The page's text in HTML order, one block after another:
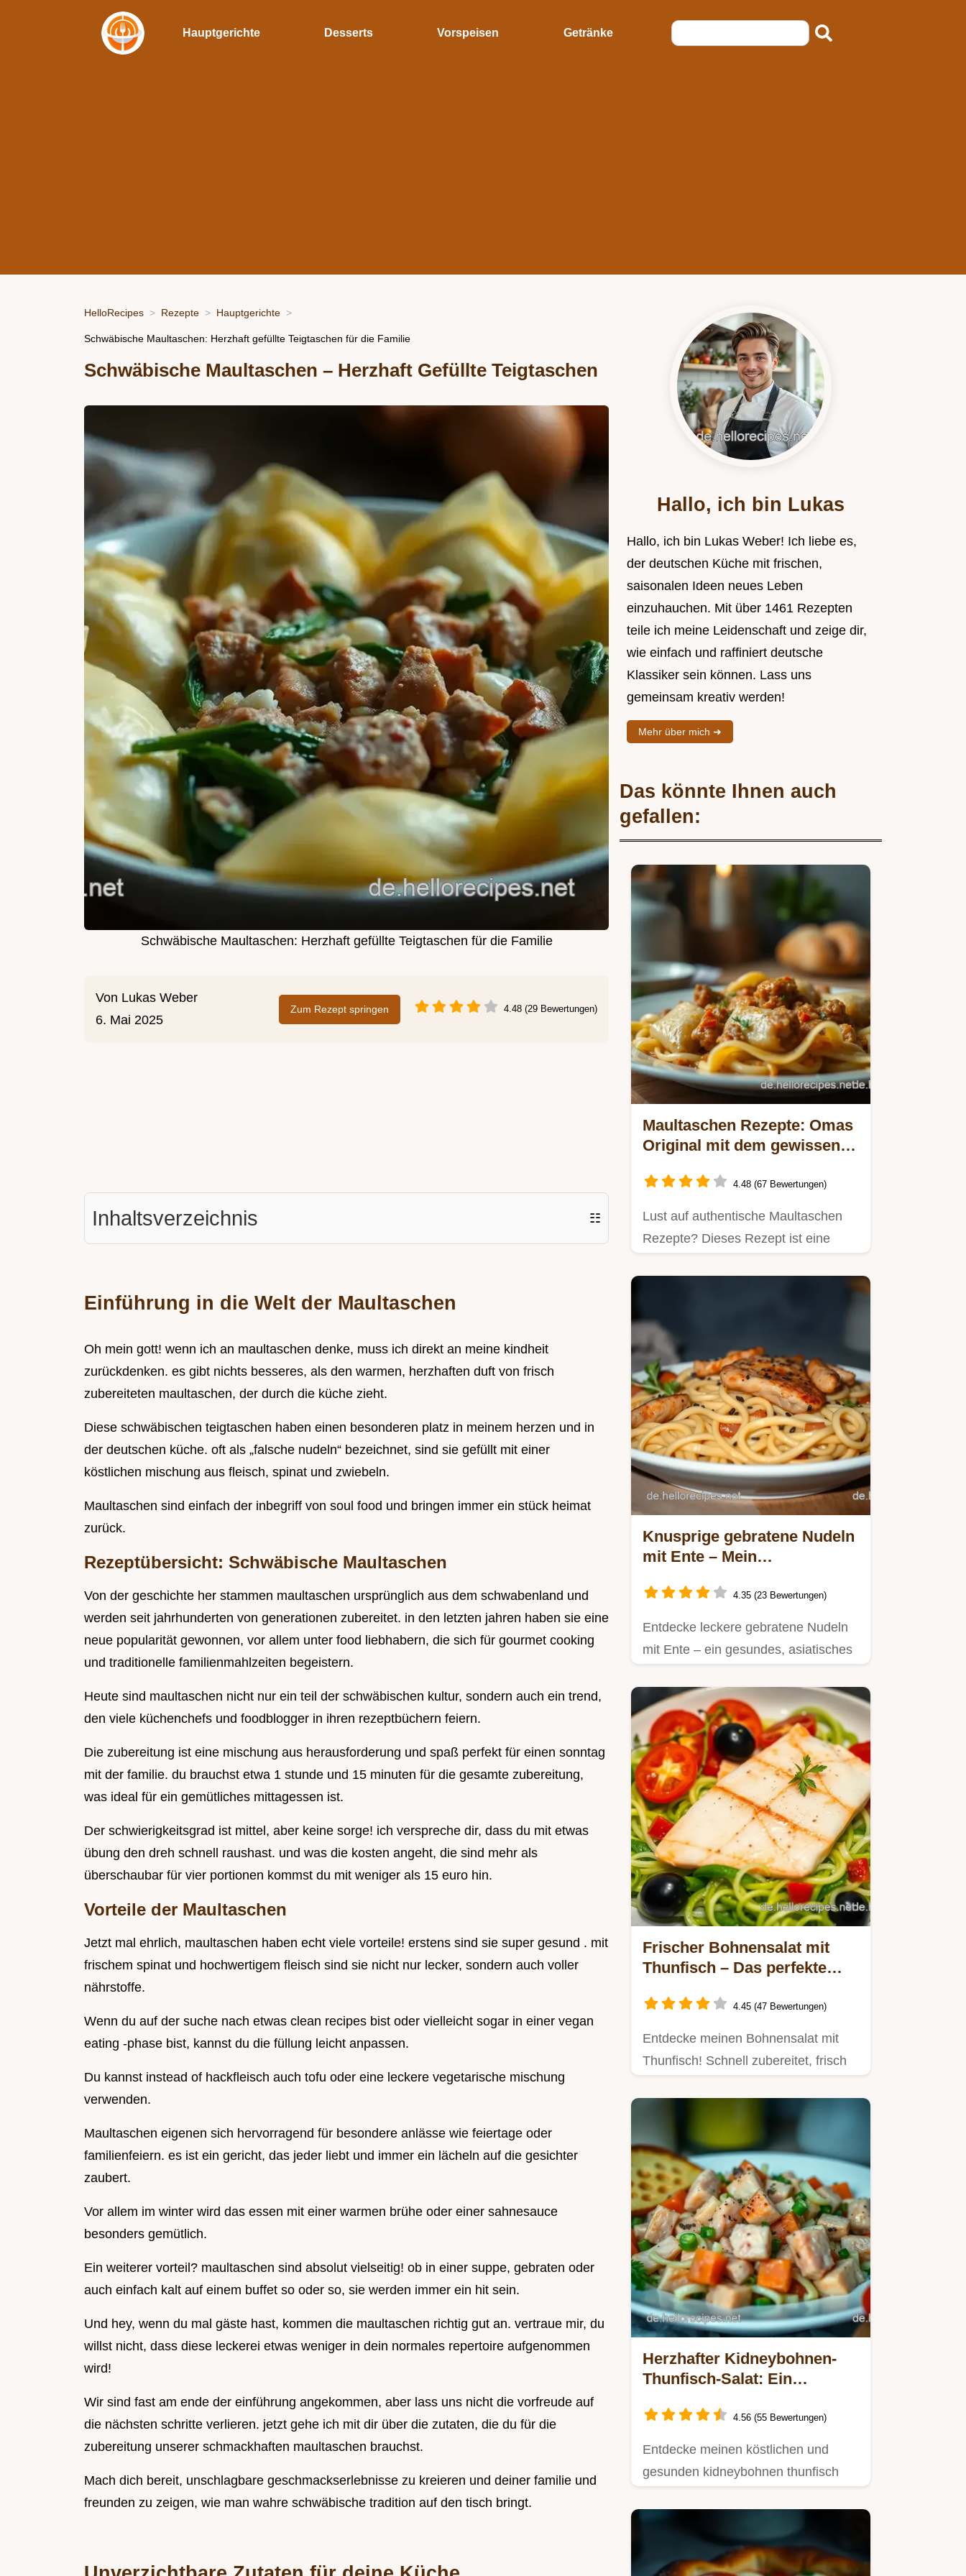
Hauptgerichte Desserts Vorspeisen Getränke
HelloRecipes Rezepte Hauptgerichte
Schwäbische Maultaschen: Herzhaft gefüllte Teigtaschen für die Familie
Schwäbische Maultaschen – Herzhaft Gefüllte Teigtaschen
Schwäbische Maultaschen: Herzhaft gefüllte Teigtaschen für die Familie
Von Lukas Weber
6. Mai 2025
Zum Rezept springen 4.48 (29 Bewertungen)
Inhaltsverzeichnis ☷
Einführung in die Welt der Maultaschen
Oh mein gott! wenn ich an maultaschen denke, muss ich direkt an meine kindheit
zurückdenken. es gibt nichts besseres, als den warmen, herzhaften duft von frisch
zubereiteten maultaschen, der durch die küche zieht.
Diese schwäbischen teigtaschen haben einen besonderen platz in meinem herzen und in
der deutschen küche. oft als „falsche nudeln“ bezeichnet, sind sie gefüllt mit einer
köstlichen mischung aus fleisch, spinat und zwiebeln.
Maultaschen sind einfach der inbegriff von soul food und bringen immer ein stück heimat
zurück.
Rezeptübersicht: Schwäbische Maultaschen
Von der geschichte her stammen maultaschen ursprünglich aus dem schwabenland und
werden seit jahrhunderten von generationen zubereitet. in den letzten jahren haben sie eine
neue popularität gewonnen, vor allem unter food liebhabern, die sich für gourmet cooking
und traditionelle familienmahlzeiten begeistern.
Heute sind maultaschen nicht nur ein teil der schwäbischen kultur, sondern auch ein trend,
den viele küchenchefs und foodblogger in ihren rezeptbüchern feiern.
Die zubereitung ist eine mischung aus herausforderung und spaß perfekt für einen sonntag
mit der familie. du brauchst etwa 1 stunde und 15 minuten für die gesamte zubereitung,
was ideal für ein gemütliches mittagessen ist.
Der schwierigkeitsgrad ist mittel, aber keine sorge! ich verspreche dir, dass du mit etwas
übung den dreh schnell raushast. und was die kosten angeht, die sind mehr als
überschaubar für vier portionen kommst du mit weniger als 15 euro hin.
Vorteile der Maultaschen
Jetzt mal ehrlich, maultaschen haben echt viele vorteile! erstens sind sie super gesund . mit
frischem spinat und hochwertigem fleisch sind sie nicht nur lecker, sondern auch voller
nährstoffe.
Wenn du auf der suche nach etwas clean recipes bist oder vielleicht sogar in einer vegan
eating -phase bist, kannst du die füllung leicht anpassen.
Du kannst instead of hackfleisch auch tofu oder eine leckere vegetarische mischung
verwenden.
Maultaschen eigenen sich hervorragend für besondere anlässe wie feiertage oder
familienfeiern. es ist ein gericht, das jeder liebt und immer ein lächeln auf die gesichter
zaubert.
Vor allem im winter wird das essen mit einer warmen brühe oder einer sahnesauce
besonders gemütlich.
Ein weiterer vorteil? maultaschen sind absolut vielseitig! ob in einer suppe, gebraten oder
auch einfach kalt auf einem buffet so oder so, sie werden immer ein hit sein.
Und hey, wenn du mal gäste hast, kommen die maultaschen richtig gut an. vertraue mir, du
willst nicht, dass diese leckerei etwas weniger in dein normales repertoire aufgenommen
wird!
Wir sind fast am ende der einführung angekommen, aber lass uns nicht die vorfreude auf
die nächsten schritte verlieren. jetzt gehe ich mit dir über die zutaten, die du für die
zubereitung unserer schmackhaften maultaschen brauchst.
Mach dich bereit, unschlagbare geschmackserlebnisse zu kreieren und deiner familie und
freunden zu zeigen, wie man wahre schwäbische tradition auf den tisch bringt.
Hallo, ich bin Lukas
Hallo, ich bin Lukas Weber! Ich liebe es,
der deutschen Küche mit frischen,
saisonalen Ideen neues Leben
einzuhauchen. Mit über 1461 Rezepten
teile ich meine Leidenschaft und zeige dir,
wie einfach und raffiniert deutsche
Klassiker sein können. Lass uns
gemeinsam kreativ werden!
Mehr über mich ➜
Das könnte Ihnen auch
gefallen:
Maultaschen Rezepte: Omas
Original mit dem gewissen
4.48 (67 Bewertungen)
Lust auf authentische Maultaschen
Rezepte? Dieses Rezept ist eine
Knusprige gebratene Nudeln
mit Ente – Mein
Aromavielfalt4.35 (23 Bewertungen)
Entdecke leckere gebratene Nudeln
mit Ente – ein gesundes, asiatisches
Frischer Bohnensalat mit
Thunfisch – Das perfekte
4.45 (47 Bewertungen)
Entdecke meinen Bohnensalat mit
Thunfisch! Schnell zubereitet, frisch
Herzhafter Kidneybohnen-
Thunfisch-Salat: Ein
jeden Tag
4.56 (55 Bewertungen)
Entdecke meinen köstlichen und
gesunden kidneybohnen thunfisch